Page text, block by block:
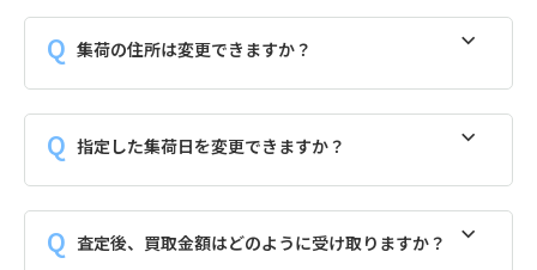
集荷の住所は変更できますか？
指定した集荷日を変更できますか？
査定後、買取金額はどのように受け取りますか？